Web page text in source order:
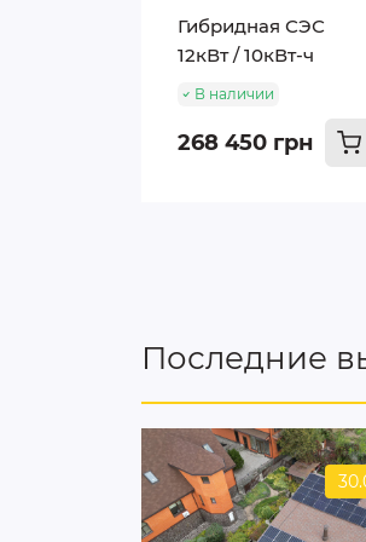
Гибридная СЭС
12кВт / 10кВт-ч
В наличии
268 450 грн
Последние